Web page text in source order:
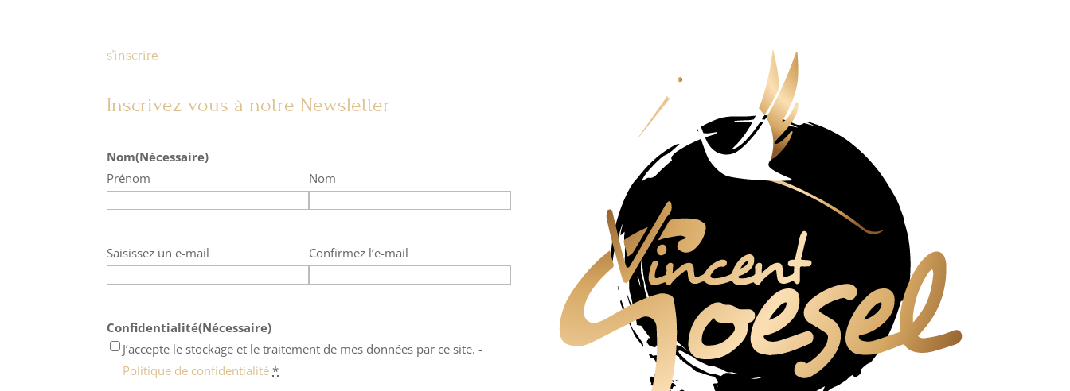
s’inscrire
Inscrivez-vous à notre Newsletter
Nom(Nécessaire)
Prénom
Nom
E-
Saisissez un e-mail Confirmez l’e-mail
Confidentialité(Nécessaire)
J‘accepte le stockage et le traitement de mes données par ce site. -
Politique de confidentialité *